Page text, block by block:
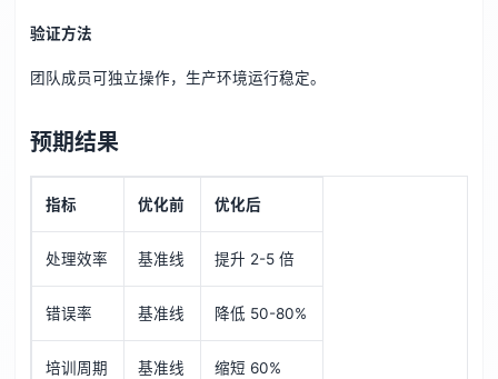
验证方法
团队成员可独立操作，生产环境运行稳定。
预期结果
指标 优化前 优化后
处理效率 基准线 提升 2-5 倍
错误率 基准线 降低 50-80%
培训周期 基准线 缩短 60%